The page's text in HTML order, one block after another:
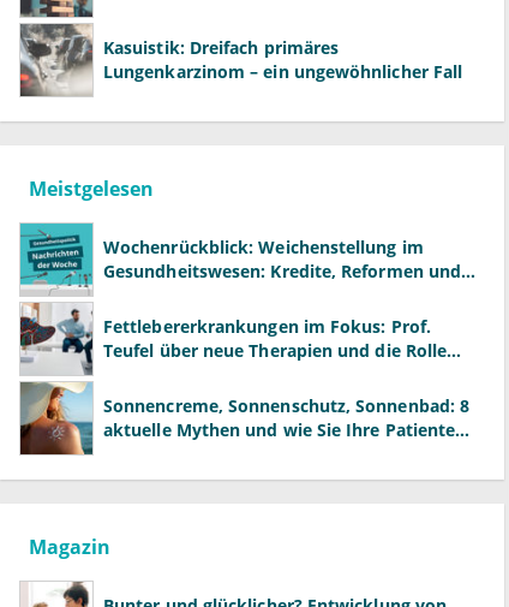
Kasuistik: Dreifach primäres
Lungenkarzinom – ein ungewöhnlicher Fall
Meistgelesen
Wochenrückblick: Weichenstellung im
Gesundheitswesen: Kredite, Reformen und
Fettlebererkrankungen im Fokus: Prof.
Teufel über neue Therapien und die Rolle
Sonnencreme, Sonnenschutz, Sonnenbad: 8
aktuelle Mythen und wie Sie Ihre Patienten
Magazin